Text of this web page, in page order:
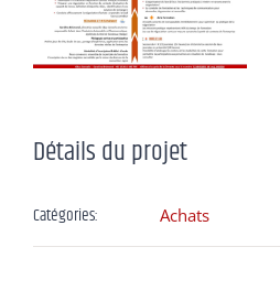
Détails du projet
Catégories: Achats